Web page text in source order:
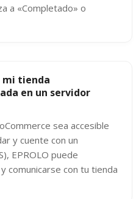
a «Completado» o
mi tienda
en un servidor
sea accesible
y cuente con un
EPROLO puede
comunicarse con tu tienda